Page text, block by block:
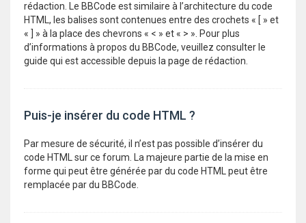
rédaction. Le BBCode est similaire à l’architecture du code
HTML, les balises sont contenues entre des crochets « [ » et
« ] » à la place des chevrons « < » et « > ». Pour plus
d’informations à propos du BBCode, veuillez consulter le
guide qui est accessible depuis la page de rédaction.
Puis-je insérer du code HTML ?
Par mesure de sécurité, il n’est pas possible d’insérer du
code HTML sur ce forum. La majeure partie de la mise en
forme qui peut être générée par du code HTML peut être
remplacée par du BBCode.